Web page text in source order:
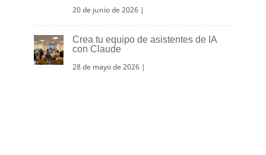
20 de junio de 2026|
Crea tu equipo de asistentes de IA
con Claude
28 de mayo de 2026|